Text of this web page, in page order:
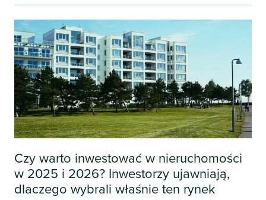
Czy warto inwestować w nieruchomości
w 2025 i 2026? Inwestorzy ujawniają,
dlaczego wybrali właśnie ten rynek